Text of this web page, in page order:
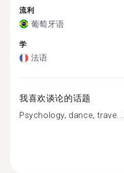
流利
葡萄牙语
学
法语
我喜欢谈论的话题
Psychology, dance, trave...